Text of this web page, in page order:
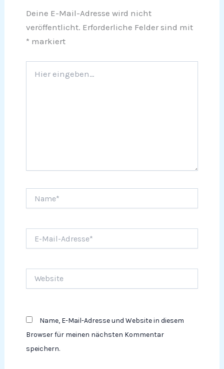
Deine E-Mail-Adresse wird nicht
veröffentlicht. Erforderliche Felder sind mit
* markiert
eingeben…
Mail-
Name, E-Mail-Adresse und Website in diesem
Browser für meinen nächsten Kommentar
speichern.